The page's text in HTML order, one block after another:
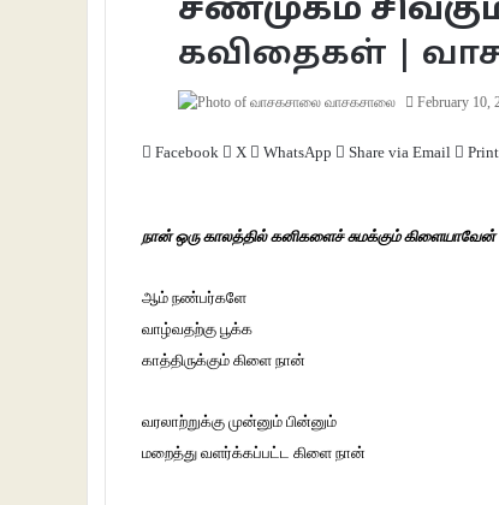
சண்முகம்
கவிதைகள் |
வாசகசாலை February 10,
Facebook X WhatsApp Share via Email Print
நான் ஒரு காலத்தில் கனிகளைச் சுமக்கும் கிளையாவேன்
ஆம் நண்பர்களே
வாழ்வதற்கு பூக்க
காத்திருக்கும் கிளை நான்
வரலாற்றுக்கு முன்னும் பின்னும்
மறைத்து வளர்க்கப்பட்ட கிளை நான்